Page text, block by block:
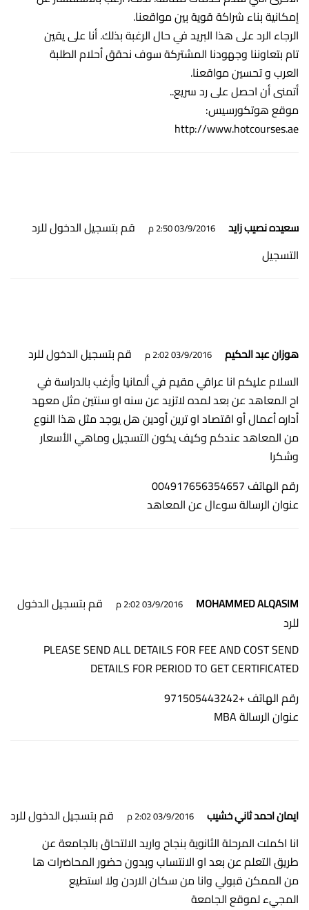
إمكانية بناء شراكة قوية بين مواقعنا.
الرجاء الرد على هذا البريد في حال الرغبة بذلك. أنا على يقين
تام بتعاوننا وجهودنا المشتركة سوف نحقق أحلام الطلبة
العرب و تحسين مواقعنا.
أتمنى أن احصل على رد سريع..
موقع هوتكورسيس:
http://www.hotcourses.ae
سعيده نصيب زايد 03/9/2016 2:50 م
قم بتسجيل الدخول للرد
التسجيل
هوزان عبد الحكيم 03/9/2016 2:02 م
قم بتسجيل الدخول للرد
السلام عليكم انا عراقي مقيم في ألمانيا وأرغب بالدراسة في
اح المعاهد عن بعد لمده لاتزيد عن سنه او سنتين مثل معهد
أداره أعمال أو اقتصاد او ترين أودين هل يوجد مثل هذا النوع
من المعاهد عندكم وكيف يكون التسجيل وماهي الأسعار
وشكرا
رقم الهاتف 004917656354657
عنوان الرسالة سوءال عن المعاهد
MOHAMMED ALQASIM 03/9/2016 2:02 م
قم بتسجيل الدخول
للرد
PLEASE SEND ALL DETAILS FOR FEE AND COST SEND
DETAILS FOR PERIOD TO GET CERTIFICATED
رقم الهاتف +971505443242
عنوان الرسالة MBA
ايمان احمد ثاني خشيب 03/9/2016 2:02 م
قم بتسجيل الدخول للرد
انا اكملت المرحلة الثانوية بنجاح واريد الالتحاق بالجامعة عن
طريق التعلم عن بعد او الانتساب وبدون حضور المحاضرات ها
من الممكن قبولي وانا من سكان الاردن ولا استطيع
المجيء لموقع الجامعة